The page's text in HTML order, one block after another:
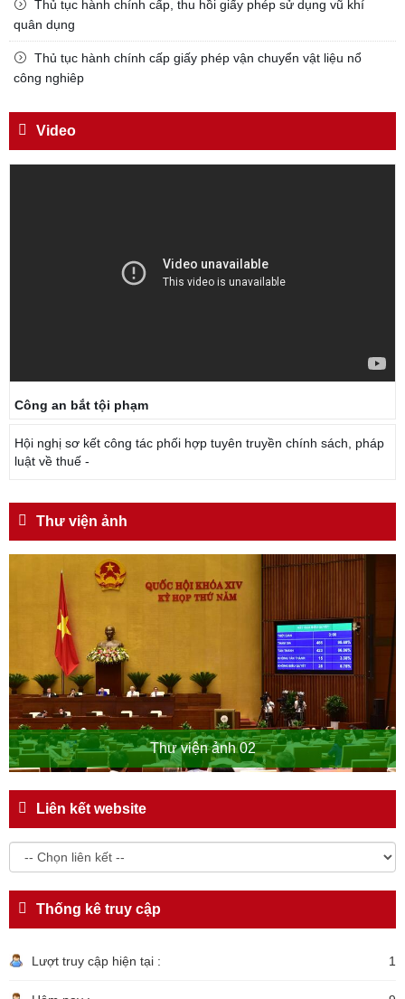
TẬN TỤY
CƯƠNG QUYẾT, KHÔN KHÉO
Thủ tục hành chính cấp, thu hồi giấy phép sử dụng vũ khí
quân dụng
Thủ tục hành chính cấp giấy phép vận chuyển vật liệu nổ
công nghiêp
Video
Công an bắt tội phạm
Hội nghị sơ kết công tác phối hợp tuyên truyền chính sách, pháp
luật về thuế -
Thư viện ảnh
Thư viện ảnh 02
Liên kết website
Thống kê truy cập
Lượt truy cập hiện tại : 1